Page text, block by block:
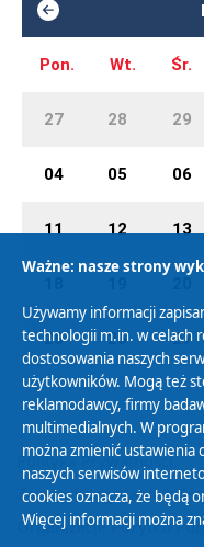
Pon. Wt. Śr.
27 28 29
04 05 06
11 12 13
25 26 27
Polityka Prywatności
Zasady korzystania z
Organizacje Pożytku
Ważne: nasze strony
Używamy informacji
technologii m.in. w celach
dostosowania naszych
użytkowników. Mogą też
reklamodawcy, firmy
multimedialnych. W
można zmienić ustawienia
naszych serwisów
cookies oznacza, że będą
Więcej informacji można